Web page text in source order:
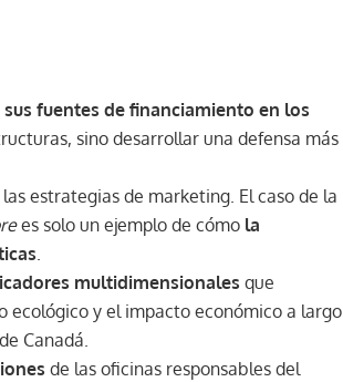
sus fuentes de financiamiento en los
sino desarrollar una defensa más
estrategias de marketing. El caso de la
es solo un ejemplo de cómo la
.
multidimensionales que
y el impacto económico a largo
Canadá.
de las oficinas responsables del